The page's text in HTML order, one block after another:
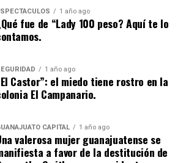
1 año ago
fue de “Lady 100 peso? Aquí te lo
1 año ago
Castor”: el miedo tiene rostro en la
El Campanario.
CAPITAL 1 año ago
valerosa mujer guanajuatense se
a favor de la destitución de